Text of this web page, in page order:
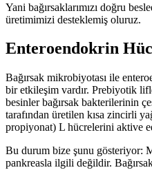
Yani bağırsaklarımızı doğru
üretimimizi desteklemiş oluruz.
Enteroendokrin
Bağırsak mikrobiyotası ile
bir etkileşim vardır. Prebiyotik
besinler bağırsak bakterilerinin
tarafından üretilen kısa zincirli
propiyonat) L hücrelerini aktive
Bu durum bize şunu gösteriyor:
pankreasla ilgili değildir.